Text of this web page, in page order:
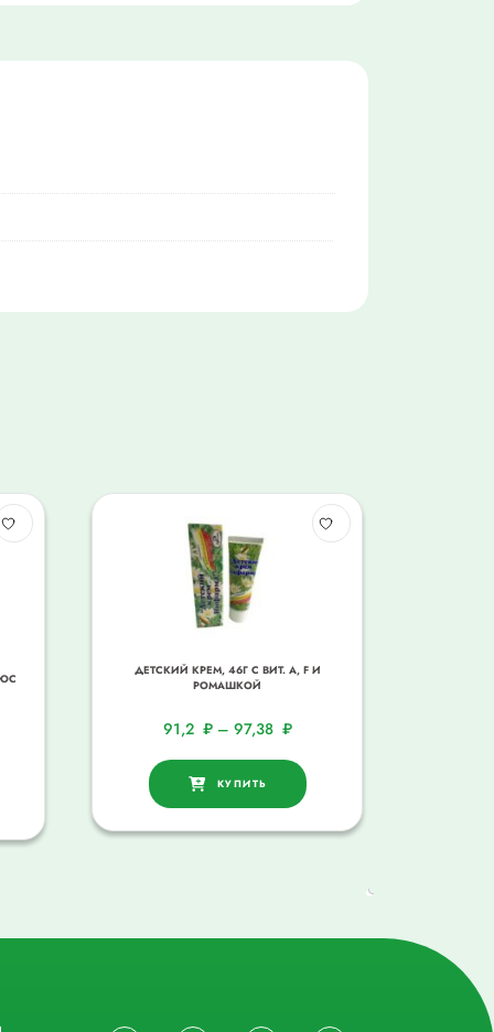
ДЕТСКИЙ КРЕМ, 46Г С ВИТ. A, F И
РОМАШКОЙ
91,2 ₽ – 97,38 ₽
КУПИТЬ